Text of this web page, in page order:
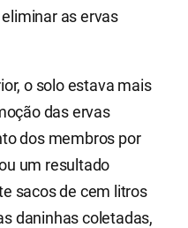
as ervas
o solo estava mais
das ervas
dos membros por
um resultado
sacos de cem litros
daninhas coletadas,